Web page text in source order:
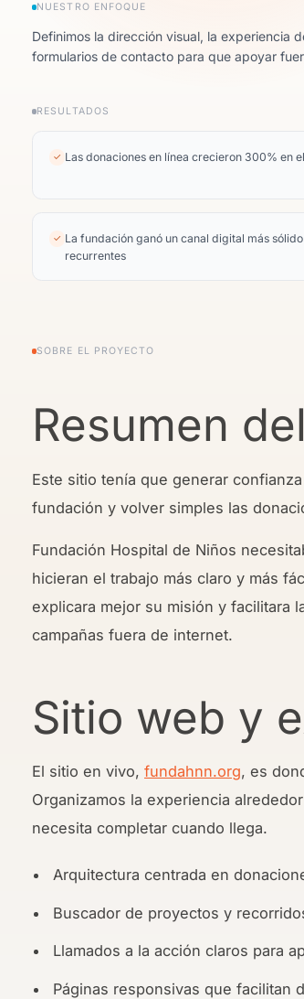
NUESTRO ENFOQUE
Definimos la dirección visual, la experiencia
formularios de contacto para que apoyar
RESULTADOS
✓ Las donaciones en línea crecieron 300% en
✓ La fundación ganó un canal digital más
recurrentes
SOBRE EL PROYECTO
Resumen
Este sitio tenía que generar
fundación y volver simples las
Fundación Hospital de Niños
hicieran el trabajo más claro y más
explicara mejor su misión y facilitara
campañas fuera de internet.
Sitio web y
El sitio en vivo, fundahnn.org, es
Organizamos la experiencia
necesita completar cuando llega.
Arquitectura centrada en
Buscador de proyectos y
Llamados a la acción claros para
Páginas responsivas que facilitan